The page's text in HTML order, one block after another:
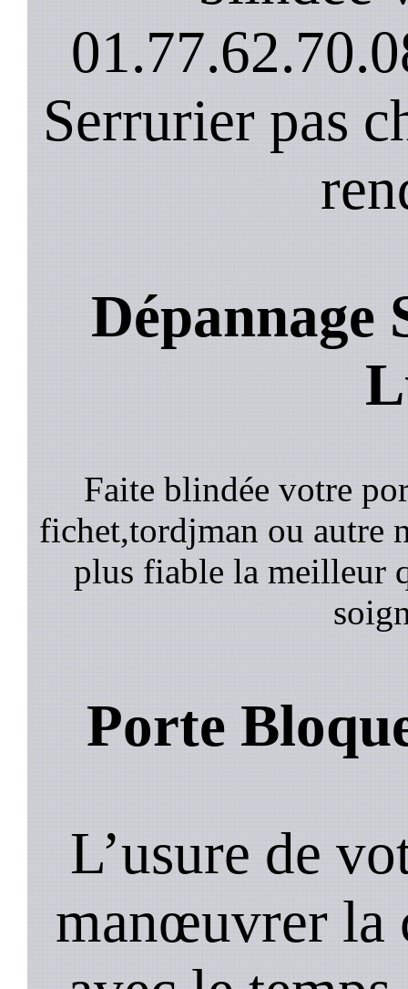
Serrurier pas
Dépannage
Faite blindée votre
fichet,tordjman ou autre
plus fiable la meilleur
Porte
L’usure de
manœuvrer la